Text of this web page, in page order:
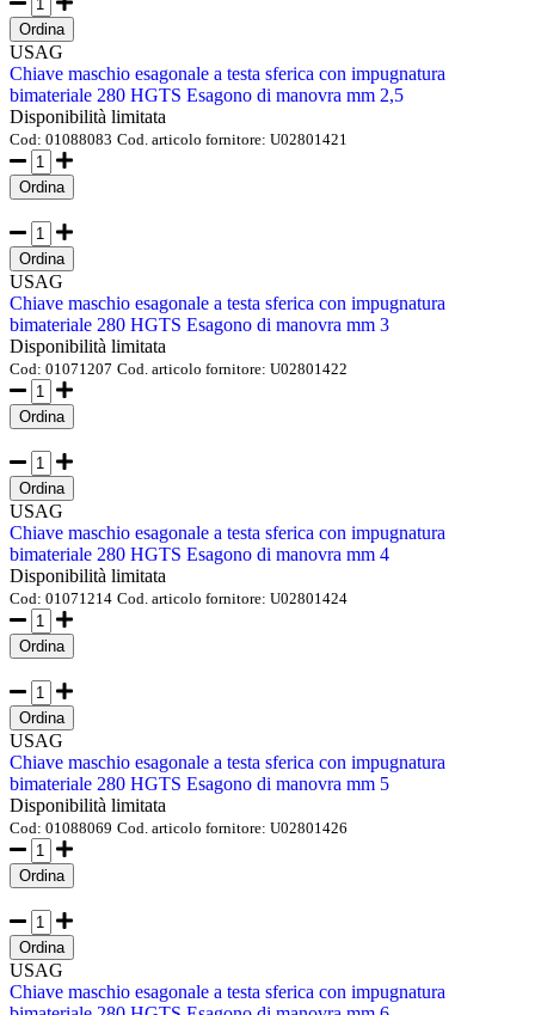
Ordina
USAG
Chiave maschio esagonale a testa sferica con impugnatura
bimateriale 280 HGTS Esagono di manovra mm 2,5
Disponibilità limitata
Cod: 01088083 Cod. articolo fornitore: U02801421
Ordina
Ordina
USAG
Chiave maschio esagonale a testa sferica con impugnatura
bimateriale 280 HGTS Esagono di manovra mm 3
Disponibilità limitata
Cod: 01071207 Cod. articolo fornitore: U02801422
Ordina
Ordina
USAG
Chiave maschio esagonale a testa sferica con impugnatura
bimateriale 280 HGTS Esagono di manovra mm 4
Disponibilità limitata
Cod: 01071214 Cod. articolo fornitore: U02801424
Ordina
Ordina
USAG
Chiave maschio esagonale a testa sferica con impugnatura
bimateriale 280 HGTS Esagono di manovra mm 5
Disponibilità limitata
Cod: 01088069 Cod. articolo fornitore: U02801426
Ordina
Ordina
USAG
Chiave maschio esagonale a testa sferica con impugnatura